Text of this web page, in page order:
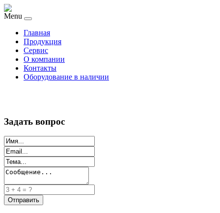
Menu
Главная
Продукция
Сервис
О компании
Контакты
Оборудование в наличии
Задать вопрос